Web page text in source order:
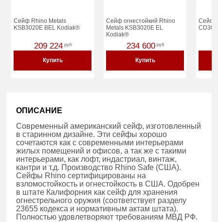
Сейф Rhino Metals
KSB3020E BEL Kodiak®
209 224 руб
Купить
Сейф огнестойкий Rhino
Metals KSB3020E EL
Kodiak®
234 600 руб
Купить
Сейф
ОПИСАНИЕ
Современный американский сейф, изготовленный
в старинном дизайне. Эти сейфы хорошо
сочетаются как с современными интерьерами
жилых помещений и офисов, а так же с такими
интерьерами, как лофт, индастриал, винтаж,
кантри и т.д. Производство Rhino Safe (США).
Сейфы Rhino сертифицированы на
взломостойкость и огнестойкость в США. Одобрен
в штате Калифорния как сейф для хранения
огнестрельного оружия (соответствует разделу
23655 кодекса и нормативным актам штата).
Полностью удовлетворяют требованиям МВД РФ.